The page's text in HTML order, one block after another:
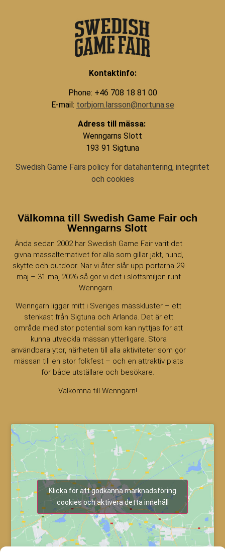
Kontaktinfo:
Phone: +46 708 18 81 00
E-mail: torbjorn.larsson@nortuna.se
Adress till mässa:
Wenngarns Slott
193 91 Sigtuna
Swedish Game Fairs policy för datahantering, integritet
och cookies
Välkomna till Swedish Game Fair och
Wenngarns Slott
Ända sedan 2002 har Swedish Game Fair varit det
givna mässalternativet för alla som gillar jakt, hund,
skytte och outdoor. När vi åter slår upp portarna 29
maj – 31 maj 2026 så gör vi det i slottsmiljön runt
Wenngarn.
Wenngarn ligger mitt i Sveriges mässkluster – ett
stenkast från Sigtuna och Arlanda. Det är ett
område med stor potential som kan nyttjas för att
kunna utveckla mässan ytterligare. Stora
användbara ytor, närheten till alla aktiviteter som gör
mässan till en stor folkfest – och en attraktiv plats
för både utställare och besökare.
Välkomna till Wenngarn!
Klicka för att godkänna marknadsföring
cookies och aktivera detta innehåll